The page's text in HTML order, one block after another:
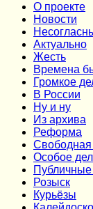
О проекте
Новости
Актуально
Жесть
Времена
Громкое
В России
Ну и ну
Из архива
Реформа
Особое
Розыск
Курьёзы